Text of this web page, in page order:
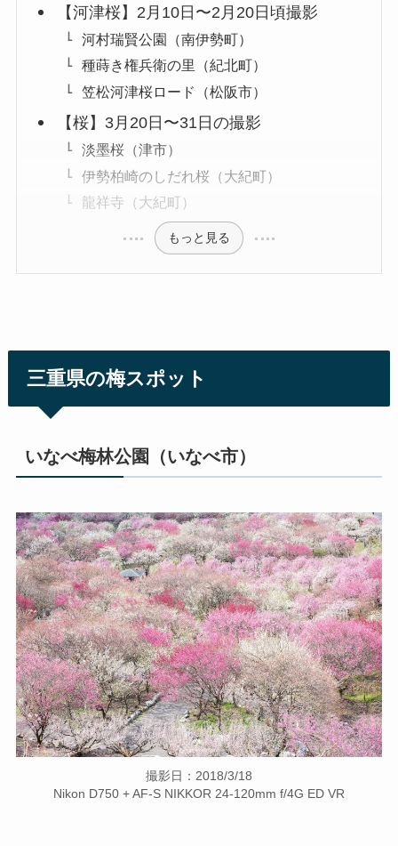
【河津桜】2月10日〜2月20日頃撮影
河村瑞賢公園（南伊勢町）
種蒔き権兵衛の里（紀北町）
笠松河津桜ロード（松阪市）
【桜】3月20日〜31日の撮影
淡墨桜（津市）
伊勢柏崎のしだれ桜（大紀町）
龍祥寺（大紀町）
もっと見る
三重県の梅スポット
いなべ梅林公園（いなべ市）
撮影日：2018/3/18
Nikon D750 + AF-S NIKKOR 24-120mm f/4G ED VR